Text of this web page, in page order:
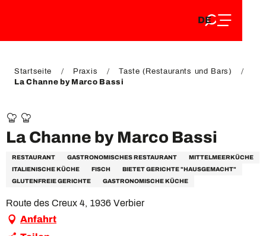
EN
DE
FR
Startseite Praxis
Taste (Restaurants und Bars)
La Channe by Marco Bassi
La Channe by Marco Bassi
RESTAURANT GASTRONOMISCHES RESTAURANT
MITTELMEERKÜCHE
ITALIENISCHE KÜCHE
FISCH
BIETET GERICHTE "HAUSGEMACHT"
GLUTENFREIE GERICHTE
GASTRONOMISCHE KÜCHE
Route des Creux 4, 1936 Verbier
Anfahrt